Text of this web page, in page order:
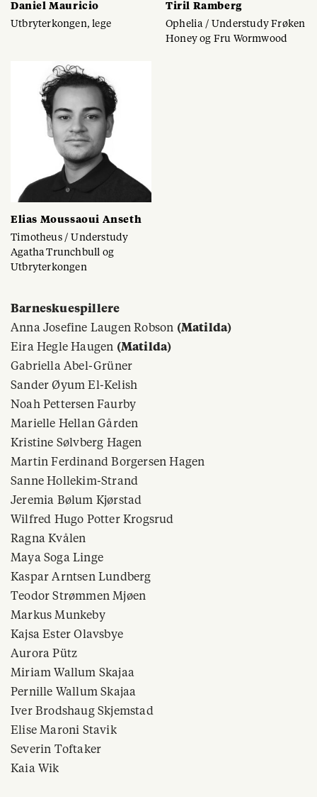
Daniel Mauricio
Utbryterkongen, lege
Tiril Ramberg
Ophelia / Understudy Frøken
Honey og Fru Wormwood
Elias Moussaoui Anseth
Timotheus / Understudy
Agatha Trunchbull og
Utbryterkongen
Barneskuespillere
Anna Josefine Laugen Robson (Matilda)
Eira Hegle Haugen (Matilda)
Gabriella Abel-Grüner
Sander Øyum El-Kelish
Noah Pettersen Faurby
Marielle Hellan Gården
Kristine Sølvberg Hagen
Martin Ferdinand Borgersen Hagen
Sanne Hollekim-Strand
Jeremia Bølum Kjørstad
Wilfred Hugo Potter Krogsrud
Ragna Kvålen
Maya Soga Linge
Kaspar Arntsen Lundberg
Teodor Strømmen Mjøen
Markus Munkeby
Kajsa Ester Olavsbye
Aurora Pütz
Miriam Wallum Skajaa
Pernille Wallum Skajaa
Iver Brodshaug Skjemstad
Elise Maroni Stavik
Severin Toftaker
Kaia Wik